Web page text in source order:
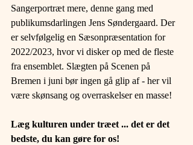
Sangerportræt mere, denne gang med
publikumsdarlingen Jens Søndergaard. Der
er selvfølgelig en Sæsonpræsentation for
2022/2023, hvor vi disker op med de fleste
fra ensemblet. Slægten på Scenen på
Bremen i juni bør ingen gå glip af - her vil
være skønsang og overraskelser en masse!
Læg kulturen under træet ... det er det
bedste, du kan gøre for os!